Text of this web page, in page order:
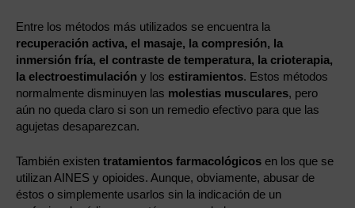
Entre los métodos más utilizados se encuentra la
recuperación activa, el masaje, la compresión, la
inmersión fría, el contraste de temperatura, la crioterapia,
la electroestimulación y los estiramientos. Estos métodos
normalmente disminuyen las molestias musculares, pero
aún no queda claro si son un remedio efectivo para que las
agujetas desaparezcan.
También existen tratamientos farmacológicos en los que se
utilizan AINES y opioides. Aunque, obviamente, abusar de
éstos o simplemente usarlos sin la indicación de un